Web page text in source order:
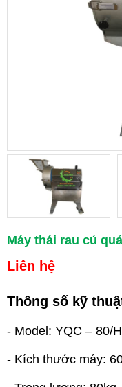
Máy thái rau củ
Liên hệ
Thông số kỹ
- Model: YQC – 80/
- Kích thước máy: